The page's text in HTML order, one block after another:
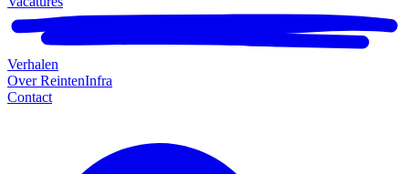
Verhalen
Over ReintenInfra
Contact